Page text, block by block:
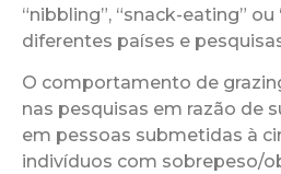
“nibbling”, “snack-eating” ou
diferentes países e
O comportamento de
nas pesquisas em razão de
em pessoas submetidas à
indivíduos com sobrepeso/